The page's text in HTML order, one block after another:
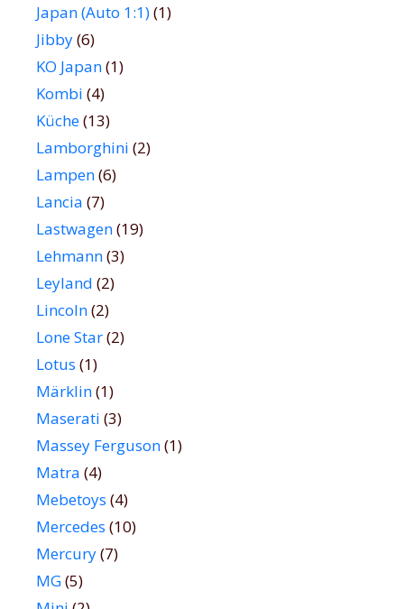
Japan (Auto 1:1)(1)
Jibby(6)
KO Japan(1)
Kombi (4)
Küche(13)
Lamborghini (2)
Lampen(6)
Lancia (7)
Lastwagen(19)
Lehmann(3)
Leyland (2)
Lincoln(2)
Lone Star(2)
Lotus (1)
Märklin(1)
Maserati (3)
Massey Ferguson(1)
Matra (4)
Mebetoys (4)
Mercedes (10)
Mercury(7)
MG(5)